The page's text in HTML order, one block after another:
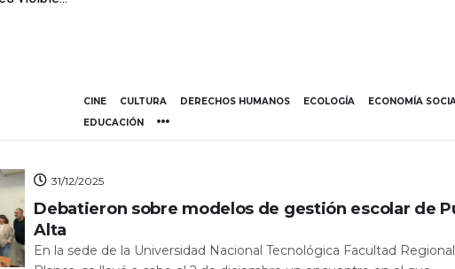
CINE CULTURA DERECHOS HUMANOS ECOLOGÍA
ECONOMÍA
EDUCACIÓN
31/12/2025
Debatieron sobre modelos de gestión escolar de
Alta
En la sede de la Universidad Nacional Tecnológica Facultad